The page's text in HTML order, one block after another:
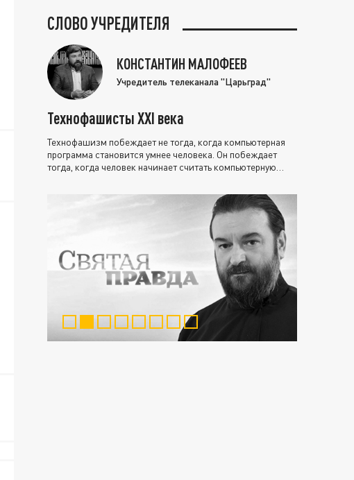
СЛОВО УЧРЕДИТЕЛЯ
КОНСТАНТИН МАЛОФЕЕВ
Учредитель телеканала "Царьград"
Технофашисты XXI века
Технофашизм побеждает не тогда, когда компьютерная
программа становится умнее человека. Он побеждает
тогда, когда человек начинает считать компьютерную